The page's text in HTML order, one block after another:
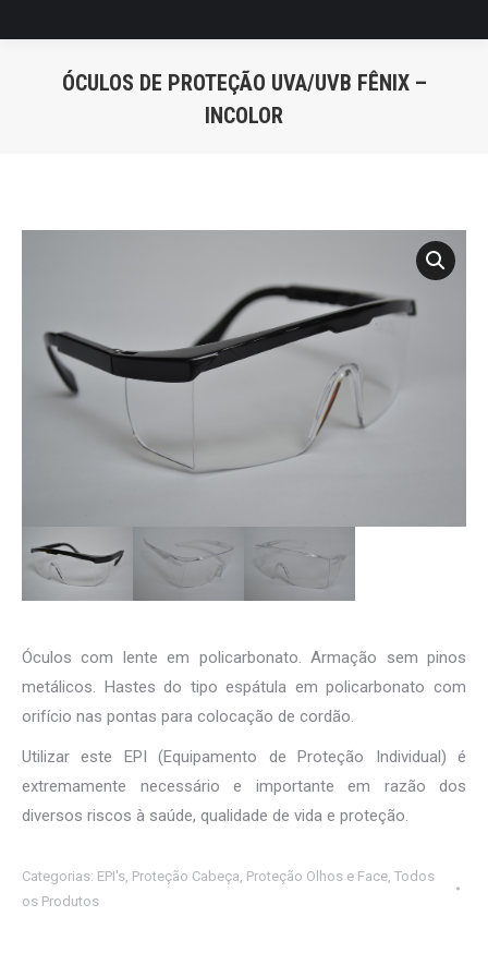
ÓCULOS DE PROTEÇÃO UVA/UVB FÊNIX –
INCOLOR
Óculos com lente em policarbonato. Armação sem pinos
metálicos. Hastes do tipo espátula em policarbonato com
orifício nas pontas para colocação de cordão.
Utilizar este EPI (Equipamento de Proteção Individual) é
extremamente necessário e importante em razão dos
diversos riscos à saúde, qualidade de vida e proteção.
Categorias: EPI's, Proteção Cabeça, Proteção Olhos e Face, Todos
os Produtos